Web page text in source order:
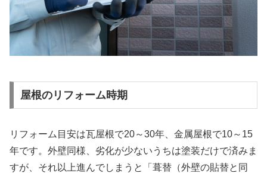
屋根のリフォーム時期
リフォーム目安は瓦屋根で20～30年、金属屋根で10～15
年です。外壁同様、劣化が少ないうちは塗装だけで済みま
すが、それ以上進んでしまうと「葺替（外壁の貼替と同